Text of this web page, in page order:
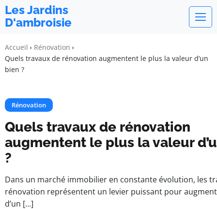
Les Jardins
D'ambroisie
Accueil
Rénovation
Quels travaux de rénovation augmentent le plus la valeur d’un
bien ?
Rénovation
Quels travaux de rénovation
augmentent le plus la valeur
?
Dans un marché immobilier en constante évolution, les
rénovation représentent un levier puissant pour
d’un […]